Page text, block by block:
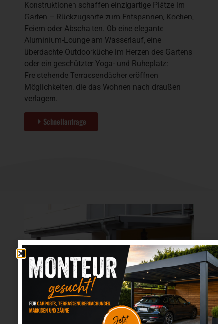
Konstruktionen schaffen einzigartige Plätze im
Garten – Rückzugsorte zum Entspannen, Kochen,
Feiern oder Abschalten. Ob eine elegante
Aluminium-Lounge am Wasserlauf, eine
überdachte Outdoorküche im Herzen des Gartens
oder ein geschützter Yoga- und Ruheplatz:
Freistehende Terrassendächer eröffnen
Möglichkeiten, die das Wohnen nach draußen
verlagern.
Schnellanfrage